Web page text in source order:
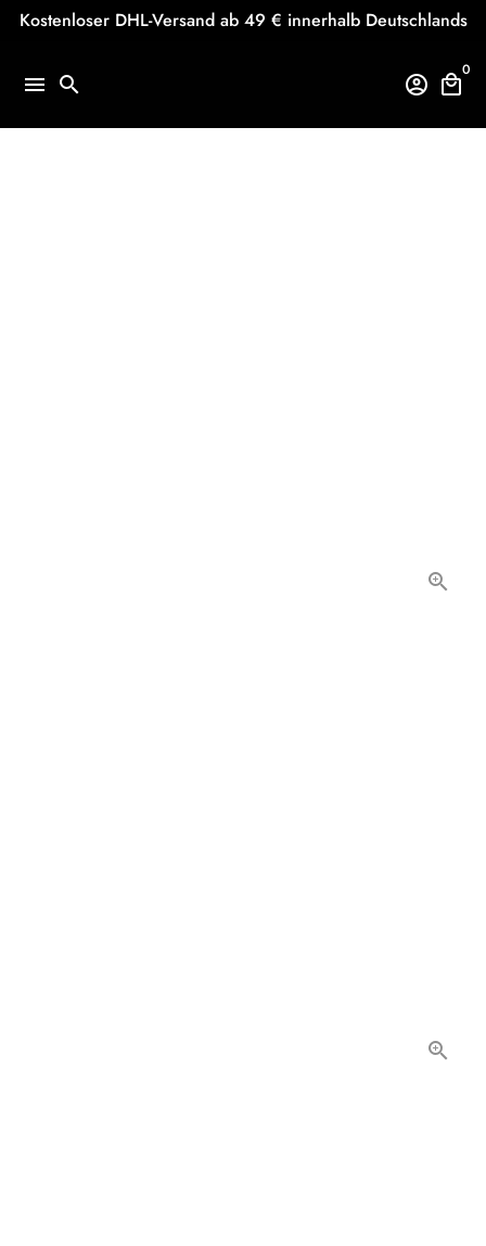
Direkt
Kostenloser DHL-Versand ab 49 € innerhalb Deutschlands
menu search account_circle local_mall
0